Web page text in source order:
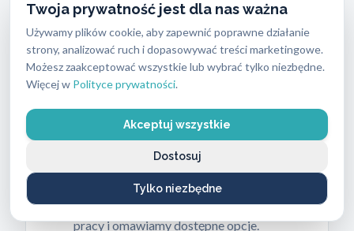
Twoja prywatność jest dla nas ważna
Używamy plików cookie, aby zapewnić poprawne działanie
strony, analizować ruch i dopasowywać treści marketingowe.
Możesz zaakceptować wszystkie lub wybrać tylko niezbędne.
Więcej w Polityce prywatności.
Akceptuj wszystkie
Tylko niezbędne
Dostosuj
3 Bezinwazyjne otwieranie
Stosujemy specjalistyczne narzędzia, które
bez niszczenia drzwi. W zdecydowanej
większości przypadków drzwi otwieramy
bez żadnych uszkodzeń. Jeśli stan zamka
uniemożliwia bezinwazyjne otwarcie,
informujemy o tym przed przystąpieniem do
pracy i omawiamy dostępne opcje.